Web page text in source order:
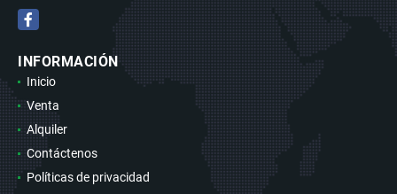
Facebook
INFORMACIÓN
Inicio
Venta
Alquiler
Contáctenos
Políticas de privacidad